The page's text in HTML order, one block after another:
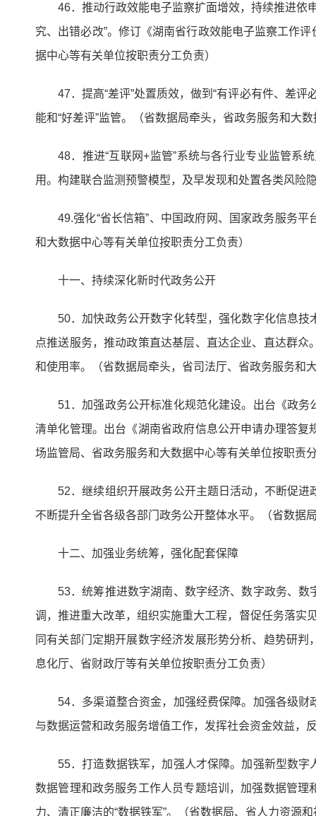
46．推动行政效能电子监察扩面增效，持续推进依
究、出错必改”。修订《湖南省行政效能电子监察工作
据中心等有关单位按职责分工负责）
47．提高“差评”处置质效，做到“有评必有件、差
能和“好差评”监管。（省数据局牵头，省政务服务和大
48．推进“互联网+监管”系统与各行业专业监管系
用。构建联合监测预警模型，及早发现和处置各类风险
49.强化“省长信箱”、中国政府网、国家政务服务
和大数据中心等有关单位按职责分工负责）
十一、持续深化新时代政务公开
50．加快政务公开数字化转型，强化数字化信息
点推送服务，推动政策直达基层、直达企业、直达群
和使用率。（省数据局牵头，省司法厅、省政务服务和
51．加强政务公开标准化规范化建设。出台《政
清单化管理。出台《湖南省政府信息公开申请办理答
场监管局、省政务服务和大数据中心等有关单位按职责
52．继续组织开展政务公开主题日活动，不断促
不断提升全省各级各部门政务公开整体水平。（省数据
十二、加强业务统筹，强化配套保障
53．统筹推进数字湖南、数字经济、数字政务、
调，推进重大改革，组织实施重大工程，督促任务落实
同有关部门定期开展数字经济发展形势分析、趋势研
息化厅、省财政厅等有关单位按职责分工负责）
54．多渠道整合资金，加强经费保障。加强各级
与数据运营和政务服务增值工作，发挥社会资金效益，
55．打造数据铁军，加强人才保障。加强新型数
数据管理和政务服务工作人员专题培训，加强数据管
力、清正廉洁的“数据铁军”。（省数据局、省人力资源